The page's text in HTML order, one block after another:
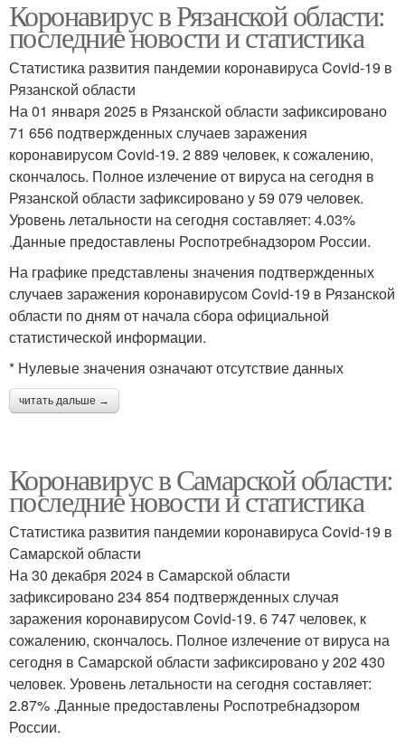
Коронавирус в Рязанской области:
последние новости и статистика
Статистика развития пандемии коронавируса Covid-19 в
Рязанской области
На 01 января 2025 в Рязанской области зафиксировано
71 656 подтвержденных случаев заражения
коронавирусом Covid-19. 2 889 человек, к сожалению,
скончалось. Полное излечение от вируса на сегодня в
Рязанской области зафиксировано у 59 079 человек.
Уровень летальности на сегодня составляет: 4.03%
.Данные предоставлены Роспотребнадзором России.
На графике представлены значения подтвержденных
случаев заражения коронавирусом Covid-19 в Рязанской
области по дням от начала сбора официальной
статистической информации.
* Нулевые значения означают отсутствие данных
читать дальше →
Коронавирус в Самарской области:
последние новости и статистика
Статистика развития пандемии коронавируса Covid-19 в
Самарской области
На 30 декабря 2024 в Самарской области
зафиксировано 234 854 подтвержденных случая
заражения коронавирусом Covid-19. 6 747 человек, к
сожалению, скончалось. Полное излечение от вируса на
сегодня в Самарской области зафиксировано у 202 430
человек. Уровень летальности на сегодня составляет:
2.87% .Данные предоставлены Роспотребнадзором
России.